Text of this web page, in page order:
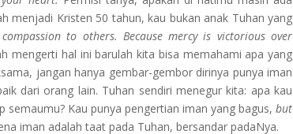
menjadi Kristen 50 tahun, kau bukan anak Tuhan yang
to others. Because mercy is victorious over
mengerti hal ini barulah kita bisa memahami apa yang
jangan hanya gembar-gembor dirinya punya iman
dari orang lain. Tuhan sendiri menegur kita: apa kau
Kau punya pengertian iman yang bagus,but
iman adalah taat pada Tuhan, bersandar padaNya.